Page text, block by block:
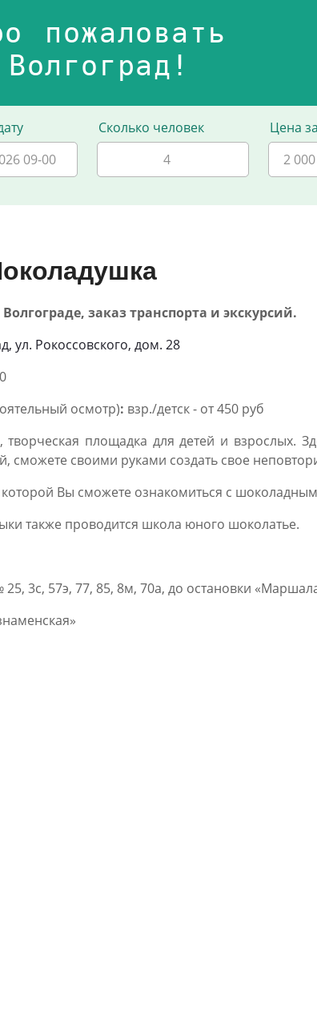
пожаловать
7 августа 2026 09-00
Сколько человек
Цена
2
заказ транспорта и экскурсий.
ул. Рокоссовского, дом. 28
осмотр): взр./детск - от 450 руб
творческая площадка для детей и взрослых.
сможете своими руками создать свое
которой Вы сможете ознакомиться с
также проводится школа юного шоколатье.
3с, 57э, 77, 85, 8м, 70а, до остановки